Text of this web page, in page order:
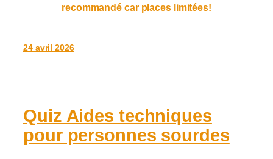
recommandé car places limitées!
24 avril 2026
Quiz Aides techniques
pour personnes sourdes